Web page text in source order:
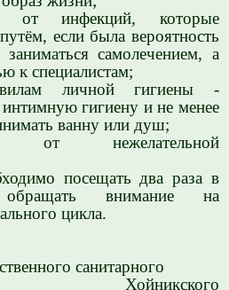
от инфекций, которые
если была вероятность
самолечением, а
к специалистам;
личной гигиены -
гигиену и не менее
ванну или душ;
от нежелательной
посещать два раза в
внимание на
цикла.
санитарного